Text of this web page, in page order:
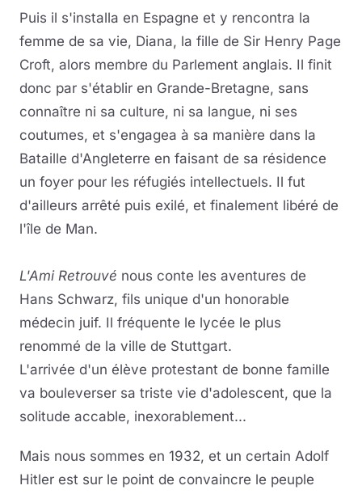
Puis il s'installa en Espagne et y rencontra la
femme de sa vie, Diana, la fille de Sir Henry Page
Croft, alors membre du Parlement anglais. Il finit
donc par s'établir en Grande-Bretagne, sans
connaître ni sa culture, ni sa langue, ni ses
coutumes, et s'engagea à sa manière dans la
Bataille d'Angleterre en faisant de sa résidence
un foyer pour les réfugiés intellectuels. Il fut
d'ailleurs arrêté puis exilé, et finalement libéré de
l'île de Man.
L'Ami Retrouvé nous conte les aventures de
Hans Schwarz, fils unique d'un honorable
médecin juif. Il fréquente le lycée le plus
renommé de la ville de Stuttgart.
L'arrivée d'un élève protestant de bonne famille
va bouleverser sa triste vie d'adolescent, que la
solitude accable, inexorablement...
Mais nous sommes en 1932, et un certain Adolf
Hitler est sur le point de convaincre le peuple